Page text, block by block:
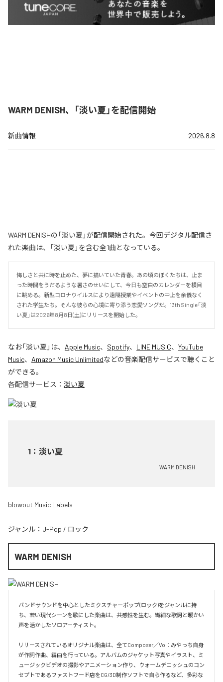
WARM DENISH、「淡い夏」を配信開始
新曲情報 2026.8.8
WARM DENISHの「淡い夏」が配信開始された。今回デジタル配信さ
れた楽曲は、「淡い夏」を含む全1曲となっている。
悔しさと共に時を止めた、夢に描いていた青春。あの頃のぼくたちは、止ま
った時間をうだるような暑さのせいにして、今日も空白のカレンダーを横目
に眺める。新型コロナウイルスにより遠隔授業やイベントの中止を余儀なく
された学生たち。そんな彼らの心境に寄り添う恋愛ソングだ。13th Single「淡
い夏」は2026年8月8日(土)にリリースを開始した。
なお「淡い夏 」は、 Apple Music、 Spotify、 LINE MUSIC、 YouTube
Music、 Amazon Music Unlimitedなどの音楽配信サービスで聴くこと
ができる。
各配信サービス： 淡い夏
1 ： 淡い夏
WARM DENISH
blowout Music Labels
ジャンル： J-Pop / ロック
WARM DENISH
バンドサウンドを中心としたミクスチャーポップ(ロック)をジャンルに持
ち、若い現代シーンを歌にした楽曲は、共感性を生む。繊細な歌詞と暖かい
声を活かしたソロアーティスト。
リリースされているオリジナル楽曲は、全てComposer／Vo：みやっち自身
が作詞作曲、編曲を行っている。アルバムのジャケット写真やイラスト、ミ
ュージックビデオの撮影やアニメーション作り、ウォームデニッシュのコン
セプトであるファストフード店をCG/3D制作ソフトで自ら作るなど、多彩な